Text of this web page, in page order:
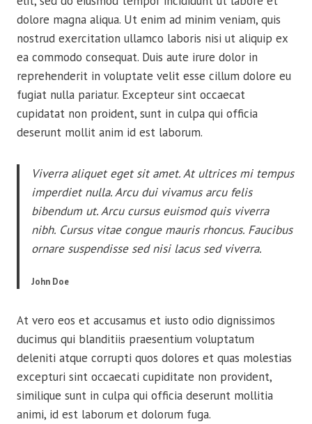
dolore magna aliqua. Ut enim ad minim veniam, quis
nostrud exercitation ullamco laboris nisi ut aliquip ex
ea commodo consequat. Duis aute irure dolor in
reprehenderit in voluptate velit esse cillum dolore eu
fugiat nulla pariatur. Excepteur sint occaecat
cupidatat non proident, sunt in culpa qui officia
deserunt mollit anim id est laborum.
Viverra aliquet eget sit amet. At ultrices mi tempus
imperdiet nulla. Arcu dui vivamus arcu felis
bibendum ut. Arcu cursus euismod quis viverra
nibh. Cursus vitae congue mauris rhoncus. Faucibus
ornare suspendisse sed nisi lacus sed viverra.
John Doe
At vero eos et accusamus et iusto odio dignissimos
ducimus qui blanditiis praesentium voluptatum
deleniti atque corrupti quos dolores et quas molestias
excepturi sint occaecati cupiditate non provident,
similique sunt in culpa qui officia deserunt mollitia
animi, id est laborum et dolorum fuga.